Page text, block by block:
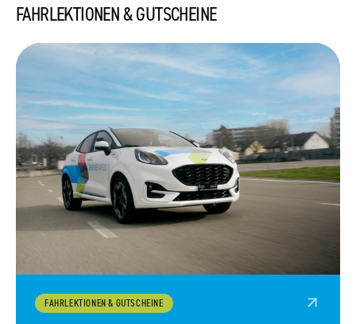
FAHRLEKTIONEN & GUTSCHEINE
FAHRLEKTIONEN & GUTSCHEINE